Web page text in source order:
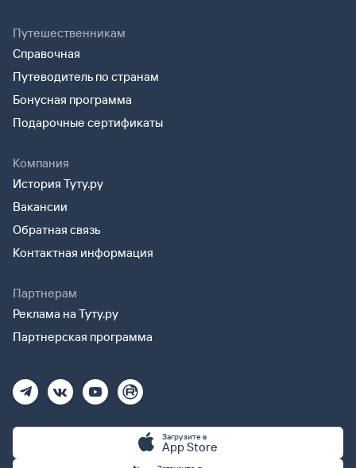
Путешественникам
Справочная
Путеводитель по странам
Бонусная программа
Подарочные сертификаты
Компания
История Туту.ру
Вакансии
Обратная связь
Контактная информация
Партнерам
Реклама на Туту.ру
Партнерская программа
Загрузите в
App Store